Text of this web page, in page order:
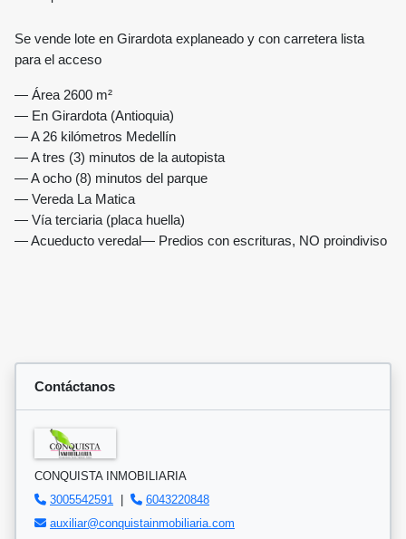
Se vende lote en Girardota explaneado y con carretera lista
para el acceso
— Área 2600 m²
— En Girardota (Antioquia)
— A 26 kilómetros Medellín
— A tres (3) minutos de la autopista
— A ocho (8) minutos del parque
— Vereda La Matica
— Vía terciaria (placa huella)
— Acueducto veredal— Predios con escrituras, NO proindiviso
Contáctanos
CONQUISTA INMOBILIARIA
3005542591
|
6043220848
auxiliar@conquistainmobiliaria.com